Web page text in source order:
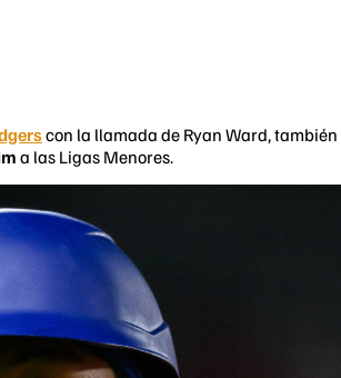
con la llamada de Ryan Ward,
a las Ligas Menores.